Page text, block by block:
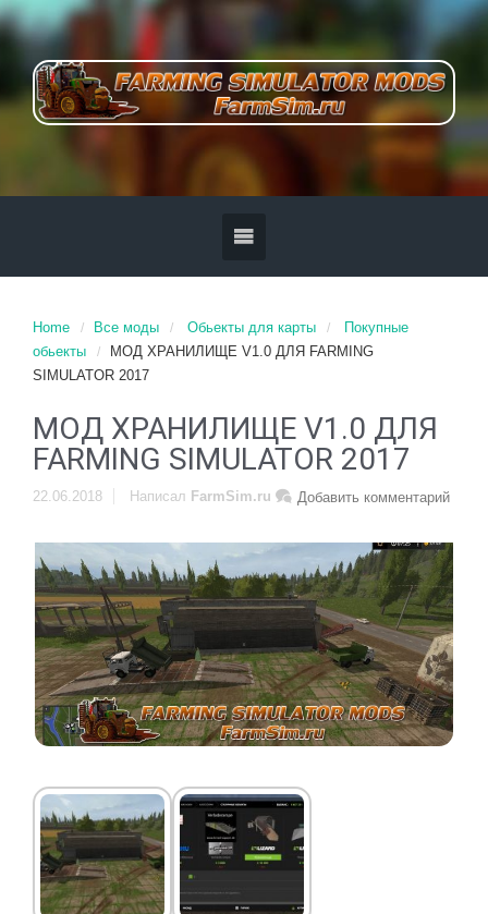
Home Все моды Обьекты для карты
Покупные
обьекты
МОД ХРАНИЛИЩЕ V1.0 ДЛЯ FARMING
SIMULATOR 2017
МОД ХРАНИЛИЩЕ V1.0 ДЛЯ
FARMING SIMULATOR 2017
22.06.2018 Добавить комментарий
Написал FarmSim.ru